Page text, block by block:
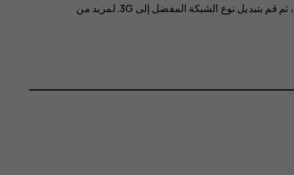
، ثم قم بتبديل نوع الشبكة المفضل إلى 3G. لمزيد من